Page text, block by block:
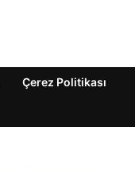
Çerez Politikası